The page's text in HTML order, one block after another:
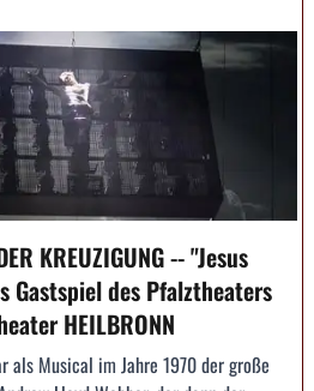
KREUZIGUNG -- "Jesus
Gastspiel des Pfalztheaters
HEILBRONN
als Musical im Jahre 1970 der große